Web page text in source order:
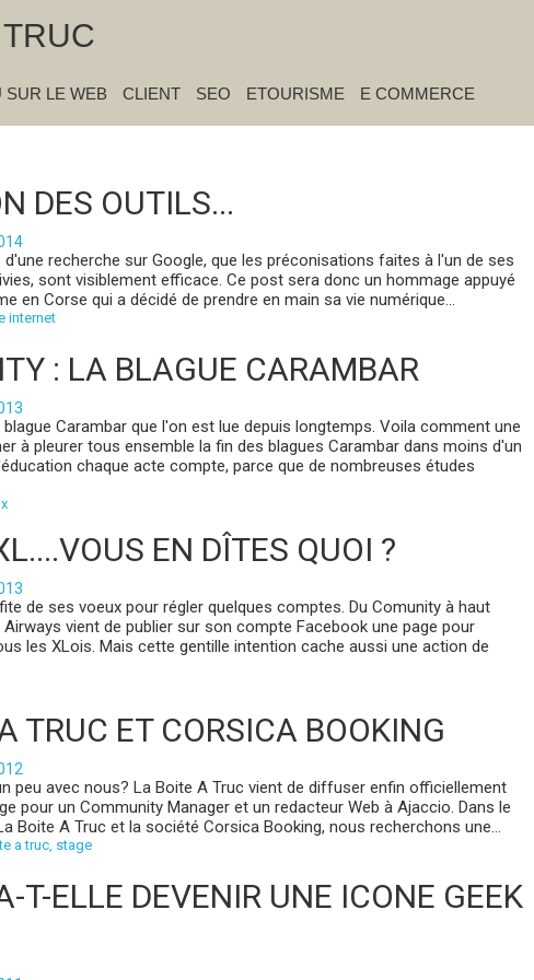
SUR LE WEB CLIENT SEO ETOURISME E COMMERCE
DES OUTILS...
d'une recherche sur Google, que les préconisations faites à l'un de ses
sont visiblement efficace. Ce post sera donc un hommage appuyé
en Corse qui a décidé de prendre en main sa vie numérique...
internet
: LA BLAGUE CARAMBAR
Carambar que l'on est lue depuis longtemps. Voila comment une
à pleurer tous ensemble la fin des blagues Carambar dans moins d'un
chaque acte compte, parce que de nombreuses études
EN DÎTES QUOI ?
de ses voeux pour régler quelques comptes. Du Comunity à haut
vient de publier sur son compte Facebook une page pour
les XLois. Mais cette gentille intention cache aussi une action de
TRUC ET CORSICA BOOKING
peu avec nous? La Boite A Truc vient de diffuser enfin officiellement
pour un Community Manager et un redacteur Web à Ajaccio. Dans le
Boite A Truc et la société Corsica Booking, nous recherchons une...
a truc, stage
T-ELLE DEVENIR UNE ICONE GEEK